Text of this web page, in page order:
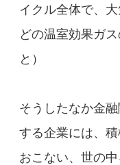
イクル全体で、
どの温室効果ガ
と）
そうしたなか金
する企業には、
おこない、世の